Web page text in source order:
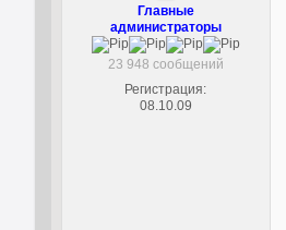
Главные
администраторы
23 948 сообщений
Регистрация:
08.10.09